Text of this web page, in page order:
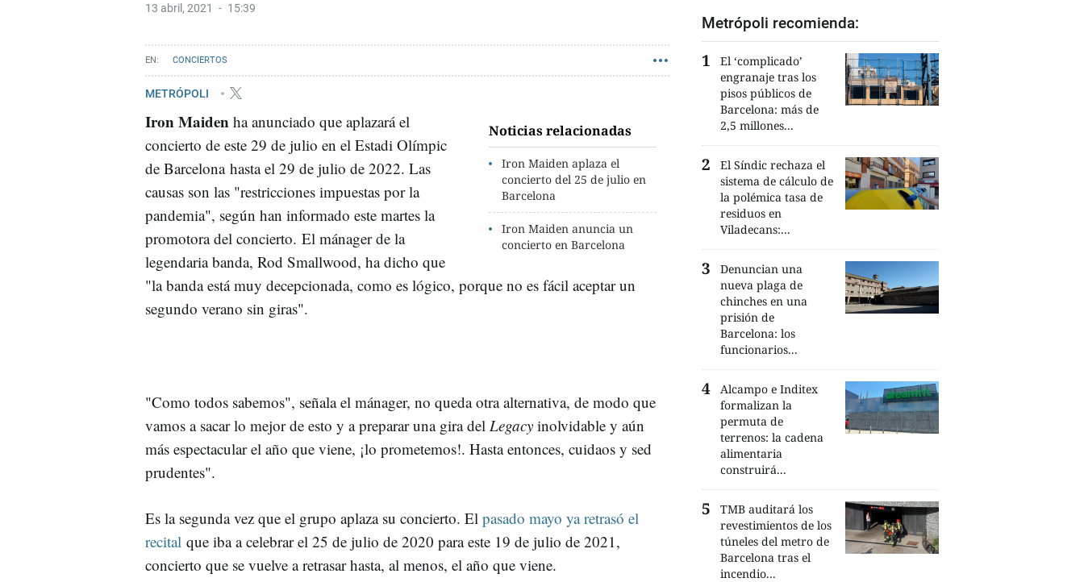
13 abril, 2021 15:39
CONCIERTOS
METRÓPOLI
Noticias relacionadas
Iron Maiden aplaza el
concierto del 25 de julio en
Barcelona
Iron Maiden anuncia un
concierto en Barcelona
Iron Maiden ha anunciado que aplazará el
concierto de este 29 de julio en el Estadi Olímpic
de Barcelona hasta el 29 de julio de 2022. Las
causas son las "restricciones impuestas por la
pandemia", según han informado este martes la
promotora del concierto. El mánager de la
legendaria banda, Rod Smallwood, ha dicho que
"la banda está muy decepcionada, como es lógico, porque no es fácil aceptar un
segundo verano sin giras".
"Como todos sabemos", señala el mánager, no queda otra alternativa, de modo que
vamos a sacar lo mejor de esto y a preparar una gira del Legacy inolvidable y aún
más espectacular el año que viene, ¡lo prometemos!. Hasta entonces, cuidaos y sed
prudentes".
Es la segunda vez que el grupo aplaza su concierto. El pasado mayo ya retrasó el
recital que iba a celebrar el 25 de julio de 2020 para este 19 de julio de 2021,
concierto que se vuelve a retrasar hasta, al menos, el año que viene.
Metrópoli recomienda:
El ‘complicado’
engranaje tras los
pisos públicos de
Barcelona: más de
2,5 millones...
El Síndic rechaza el
sistema de cálculo de
la polémica tasa de
residuos en
Viladecans:...
Denuncian una
nueva plaga de
chinches en una
prisión de
Barcelona: los
funcionarios...
Alcampo e Inditex
formalizan la
permuta de
terrenos: la cadena
alimentaria
construirá...
TMB auditará los
revestimientos de los
túneles del metro de
Barcelona tras el
incendio...